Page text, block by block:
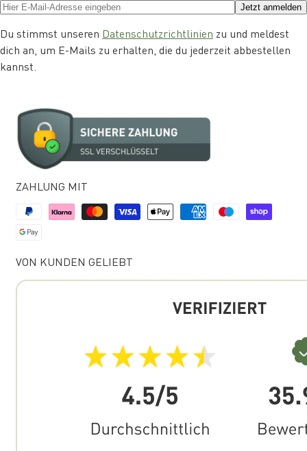
Jetzt anmelden
Du stimmst unseren Datenschutzrichtlinien zu und meldest
dich an, um E-Mails zu erhalten, die du jederzeit abbestellen
kannst.
ZAHLUNG MIT
VON KUNDEN GELIEBT